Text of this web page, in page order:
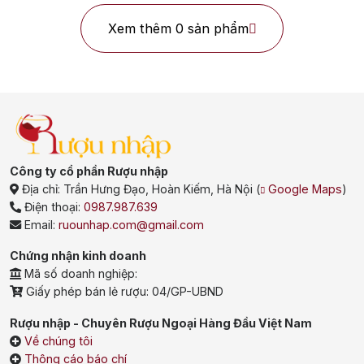
chỉ bán hàng uy tín.
Để đảm bảo bạn đang sở hữu một chai Mortlach chính hãng,
việc lựa chọn đúng nơi mua và phân biệt sản phẩm thật giả là
vô cùng quan trọng. Sau đây là một vài gợi ý từ chuyên gia
dành cho người mới bắt đầu sưu tầm rượu Mortlach:
Xem thêm 0 sản phẩm
Công ty cổ phần Rượu nhập
Địa chỉ: Trần Hưng Đạo, Hoàn Kiếm, Hà Nội ( Google Maps)
Điện thoại:0987.987.639
Email:ruounhap.com@gmail.com
Chứng nhận kinh doanh
Mã số doanh nghiệp:
Giấy phép bán lẻ rượu: 04/GP-UBND
Rượu nhập - Chuyên Rượu Ngoại Hàng Đầu Việt Nam
Về chúng tôi
Thông cáo báo chí